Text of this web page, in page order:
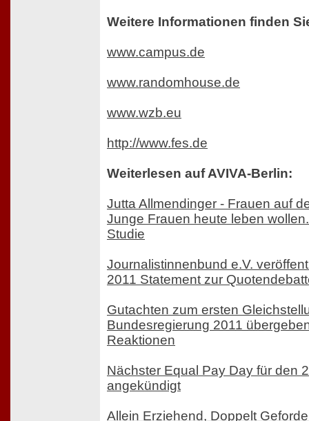
Weitere Informationen finden
www.campus.de
www.randomhouse.de
www.wzb.eu
http://www.fes.de
Weiterlesen auf AVIVA-Berlin:
Jutta Allmendinger - Frauen auf
Junge Frauen heute leben
Studie
Journalistinnenbund e.V.
2011 Statement zur
Gutachten zum ersten
Bundesregierung 2011
Reaktionen
Nächster Equal Pay Day für den
angekündigt
Allein Erziehend, Doppelt